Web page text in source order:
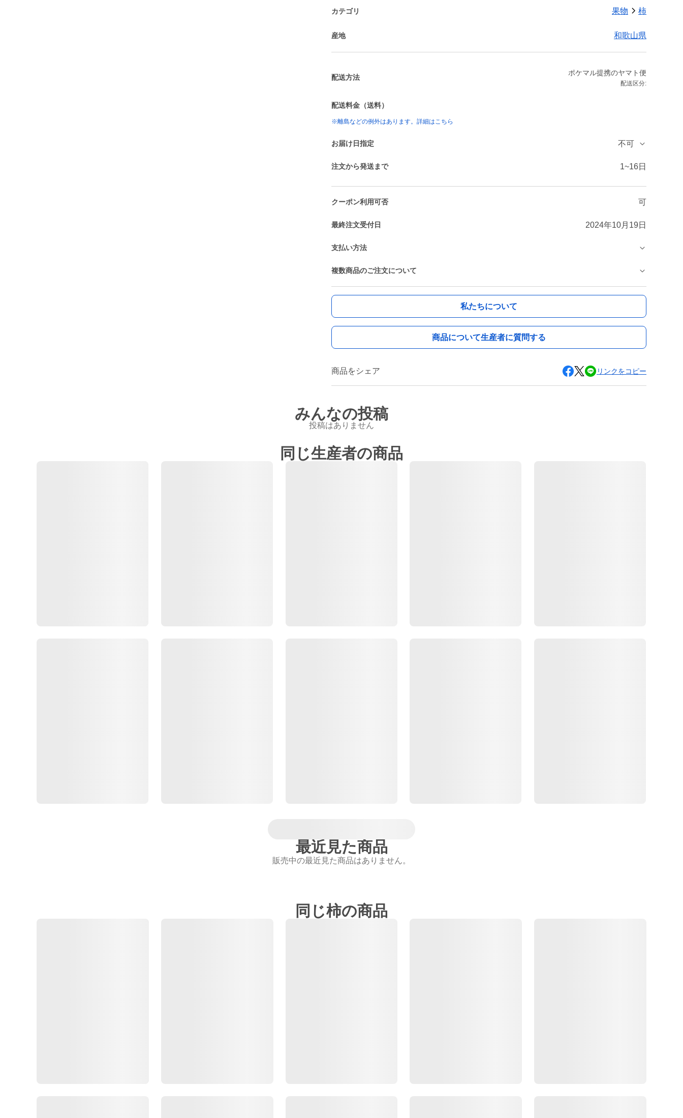
カテゴリ 果物 柿
産地 和歌山県
配送方法
ポケマル提携のヤマト便
配送区分:
配送料金（送料）
※離島などの例外はあります。詳細はこちら
お届け日指定 不可
注文から発送まで 1~16日
クーポン利用可否 可
最終注文受付日 2024年10月19日
支払い方法
複数商品のご注文について
私たちについて
商品について生産者に質問する
商品をシェア リンクをコピー
みんなの投稿
投稿はありません
同じ生産者の商品
最近見た商品
販売中の最近見た商品はありません。
同じ柿の商品